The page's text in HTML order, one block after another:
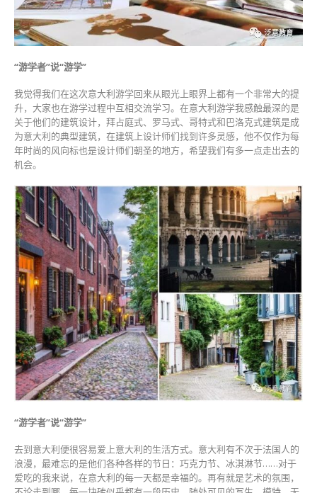
“游学者”说“游学”
我觉得我们在这次意大利游学回来从眼光上眼界上都有一个非常大的提
升，大家也在游学过程中互相交流学习。在意大利游学我感触最深的是
关于他们的建筑设计，拜占庭式、罗马式、哥特式和巴洛克式建筑是成
为意大利的典型建筑，在建筑上设计师们找到许多灵感，他不仅作为每
年时尚的风向标也是设计师们朝圣的地方，希望我们有多一点走出去的
机会。
“游学者”说“游学”
去到意大利便很容易爱上意大利的生活方式。意大利有不次于法国人的
浪漫，最难忘的是他们各种各样的节日：巧克力节、冰淇淋节……对于
爱吃的我来说，在意大利的每一天都是幸福的。再有就是艺术的氛围，